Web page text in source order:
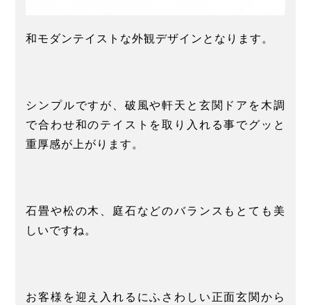
和モダンテイストな外観デザインとなります。
シンプルですが、破風や軒天と玄関ドアを木調
で合わせ和のテイストを取り入れる事でグッと
重厚感が上がります。
石畳や松の木、庭石などのバランスもとても美
しいですね。
お客様を迎え入れるにふさわしい正面玄関から